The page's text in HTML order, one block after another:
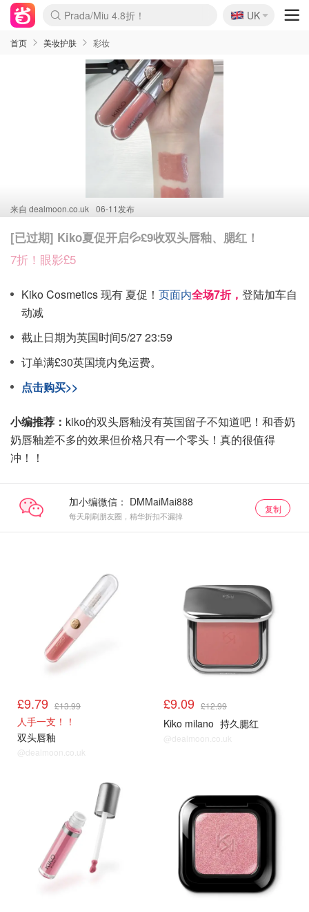
麦卢卡蜂蜜夏促！个位数！
Prada/Miu 4.8折！
啥？必胜客披萨5折！
🇬🇧
UK
首页 美妆护肤 彩妆
来自 dealmoon.co.uk 06-11发布
[已过期] Kiko夏促开启💦£9收双头唇釉、腮红！
7折！眼影£5
Kiko Cosmetics 现有 夏促！ 页面内全场7折， 登陆加车自
动减
截止日期为英国时间5/27 23:59
订单满£30英国境内免运费。
点击购买>>
小编推荐： kiko的双头唇釉没有英国留子不知道吧！和香奶
奶唇釉差不多的效果但价格只有一个零头！真的很值得
冲！！
加小编微信：
每天刷刷朋友圈，精华折扣不漏掉
复制
£9.79 £13.99
人手一支！！
双头唇釉
@dealmoon.co.uk
£9.09 £12.99
Kiko milano 持久腮红
@dealmoon.co.uk